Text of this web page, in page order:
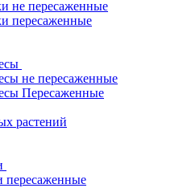
не пересаженные
пересаженные
не пересаженные
Пересаженные
растений
пересаженные